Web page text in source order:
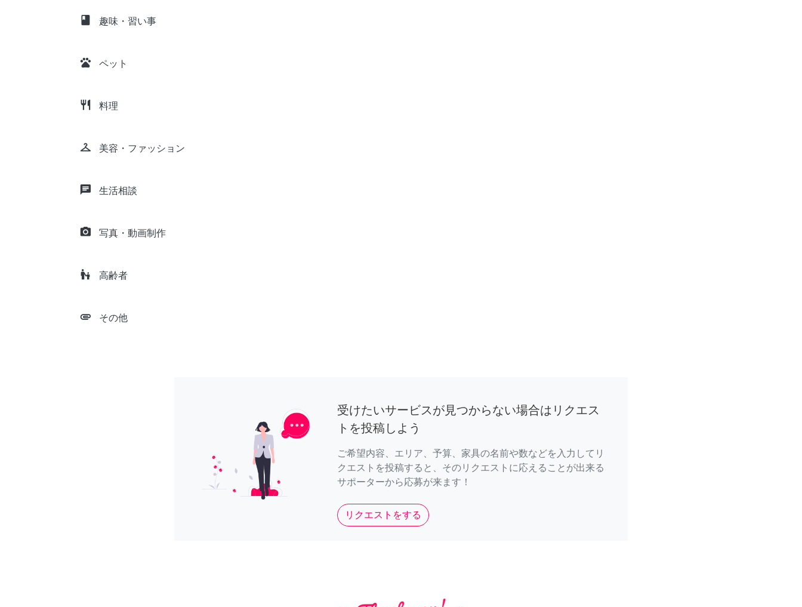
class 趣味・習い事
pets ペット
restaurant 料理
checkroom 美容・ファッション
chat 生活相談
camera_alt 写真・動画制作
escalator_warning 高齢者
attachment その他
受けたいサービスが見つからない場合はリクエス
トを投稿しよう
ご希望内容、エリア、予算、家具の名前や数などを入力してリ
クエストを投稿すると、そのリクエストに応えることが出来る
サポーターから応募が来ます！
リクエストをする